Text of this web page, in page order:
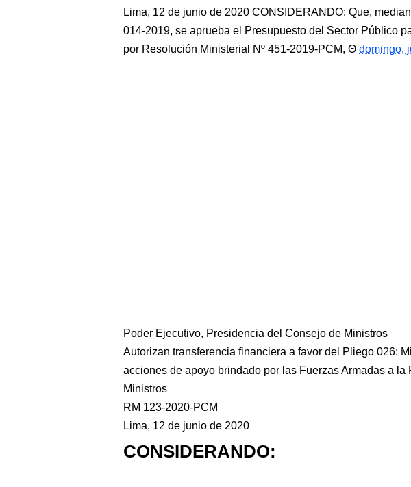
Lima, 12 de junio de 2020 CONSIDERANDO: Que,
014-2019, se aprueba el Presupuesto del Sector Público
por Resolución Ministerial Nº 451-2019-PCM,
domingo,
Poder Ejecutivo, Presidencia del Consejo de Ministros
Autorizan transferencia financiera a favor del Pliego 026:
acciones de apoyo brindado por las Fuerzas Armadas a
Ministros
RM 123-2020-PCM
Lima, 12 de junio de 2020
CONSIDERANDO: